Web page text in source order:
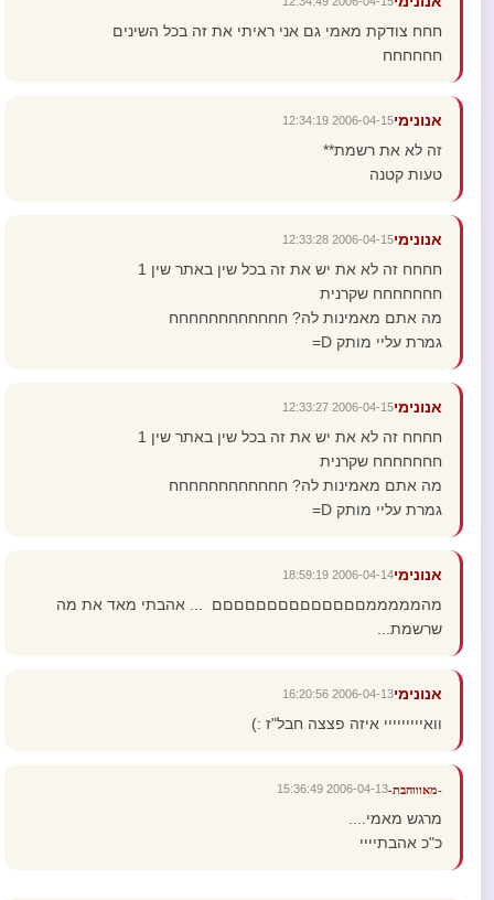
חחח צודקת מאמי גם אני ראיתי את זה בכל השינים
חחחחחח
אנונימי2006-04-15 12:34:19
זה לא את רשמת**
טעות קטנה
אנונימי2006-04-15 12:33:28
חחחח זה לא את יש את זה בכל שין באתר שין 1
חחחחחחח שקרנית
מה אתם מאמינות לה? חחחחחחחחחחחח
גמרת עליי מותק D=
אנונימי2006-04-15 12:33:27
חחחח זה לא את יש את זה בכל שין באתר שין 1
חחחחחחח שקרנית
מה אתם מאמינות לה? חחחחחחחחחחחח
גמרת עליי מותק D=
אנונימי2006-04-14 18:59:19
מהמממממםםםםםםםםםםםםםם ... אהבתי מאד את מה
שרשמת...
אנונימי2006-04-13 16:20:56
וואייייייייי איזה פצצה חבל"ז :)
-מאוווהבת-2006-04-13 15:36:49
מרגש מאמי....
כ"כ אהבתיייי